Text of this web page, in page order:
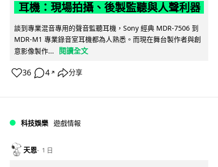
耳機：現場拍攝、後製監聽與人聲利器
談到專業混音專用的聲音監聽耳機，Sony 經典 MDR-7506 到
MDR-M1 專業錄音室耳機都為人熟悉。而現在舞台製作者與創
意影像製作...
閱讀全文
36 4 ↗ 分享
科技娛樂 遊戲情報
天恩 1 日